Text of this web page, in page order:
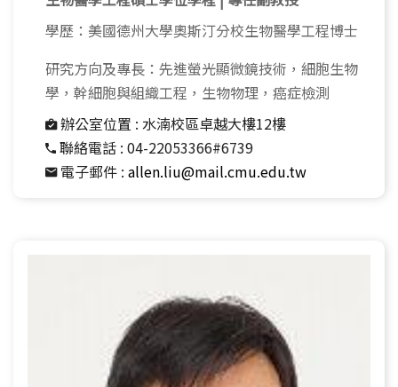
學歷：美國德州大學奧斯汀分校生物醫學工程博士
研究方向及專長：先進螢光顯微鏡技術，細胞生物
學，幹細胞與組織工程，生物物理，癌症檢測
辦公室位置 : 水湳校區卓越大樓12樓
聯絡電話 : 04-22053366#6739
電子郵件 : allen.liu@mail.cmu.edu.tw